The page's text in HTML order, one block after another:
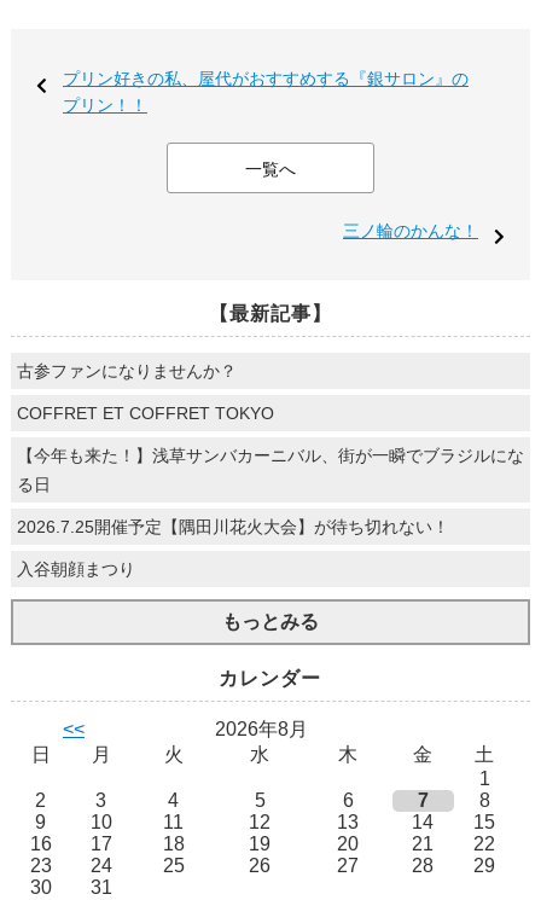
プリン好きの私、屋代がおすすめする『銀サロン』の
プリン！！
一覧へ
三ノ輪のかんな！
【最新記事】
古参ファンになりませんか？
COFFRET ET COFFRET TOKYO
【今年も来た！】浅草サンバカーニバル、街が一瞬でブラジルにな
る日
2026.7.25開催予定【隅田川花火大会】が待ち切れない！
入谷朝顔まつり
もっとみる
カレンダー
<<
2026年8月
日
月 火 水 木 金
土
1
2
3 4 5 6 7
8
9
10 11 12 13 14
15
16
17 18 19 20 21
22
23
24 25 26 27 28
29
30
31